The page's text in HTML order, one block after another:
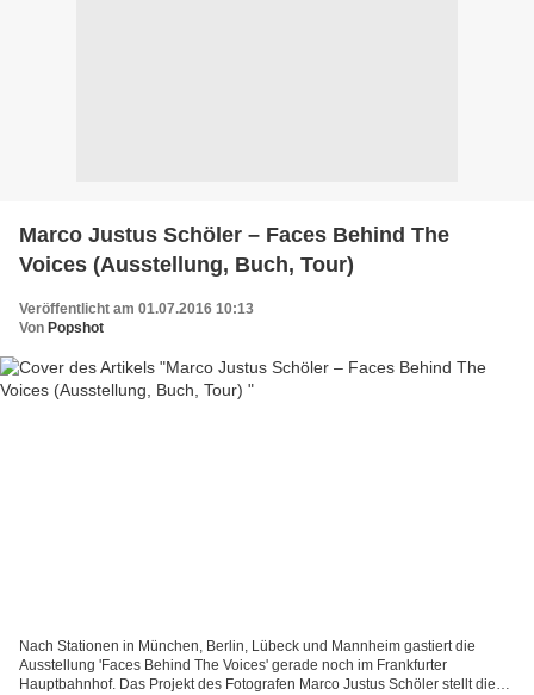
Marco Justus Schöler – Faces Behind The
Voices (Ausstellung, Buch, Tour)
Veröffentlicht am 01.07.2016 10:13
Von Popshot
Nach Stationen in München, Berlin, Lübeck und Mannheim gastiert die
Ausstellung 'Faces Behind The Voices' gerade noch im Frankfurter
Hauptbahnhof. Das Projekt des Fotografen Marco Justus Schöler stellt die